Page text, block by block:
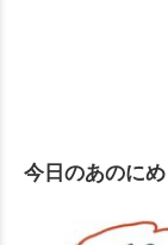
今日のあのにめ